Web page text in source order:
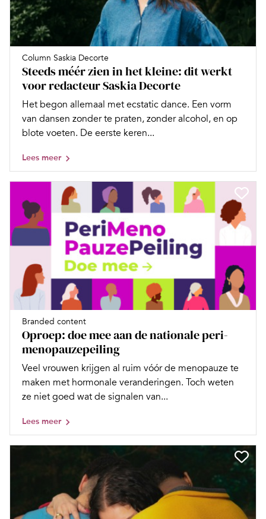
Column Saskia Decorte
Steeds méér zien in het kleine: dit werkt
voor redacteur Saskia Decorte
Het begon allemaal met ecstatic dance. Een vorm
van dansen zonder te praten, zonder alcohol, en op
blote voeten. De eerste keren...
Lees meer
Branded content
Oproep: doe mee aan de nationale peri-
menopauzepeiling
Veel vrouwen krijgen al ruim vóór de menopauze te
maken met hormonale veranderingen. Toch weten
ze niet goed wat de signalen van...
Lees meer